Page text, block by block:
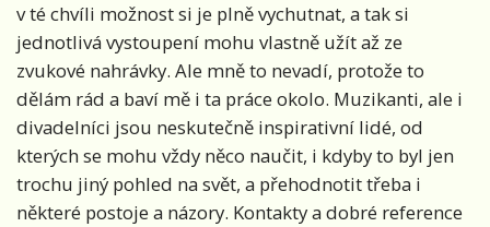
v té chvíli možnost si je plně vychutnat, a tak si
jednotlivá vystoupení mohu vlastně užít až ze
zvukové nahrávky. Ale mně to nevadí, protože to
dělám rád a baví mě i ta práce okolo. Muzikanti, ale i
divadelníci jsou neskutečně inspirativní lidé, od
kterých se mohu vždy něco naučit, i kdyby to byl jen
trochu jiný pohled na svět, a přehodnotit třeba i
některé postoje a názory. Kontakty a dobré reference